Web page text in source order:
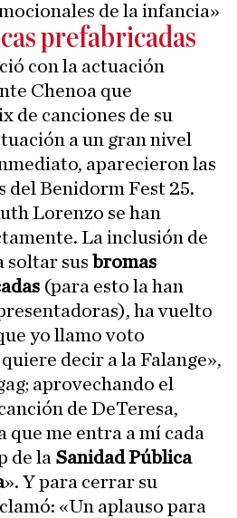
de la infancia»
prefabricadas
con la actuación
Chenoa que
de canciones de su
a un gran nivel
aparecieron las
del Benidorm Fest 25.
Lorenzo se han
La inclusión de
soltar sus bromas
(para esto la han
ha vuelto
yo llamo voto
decir a la Falange»,
aprovechando el
de DeTeresa,
que me entra a mí cada
de la Sanidad Pública
». Y para cerrar su
«Un aplauso para